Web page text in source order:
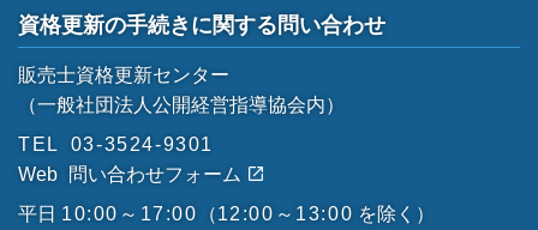
資格更新の手続きに関する問い合わせ
販売士資格更新センター
（一般社団法人公開経営指導協会内）
TEL
03-3524-9301
Web
問い合わせフォーム
平日 10:00～17:00 （12:00～13:00 を除く）